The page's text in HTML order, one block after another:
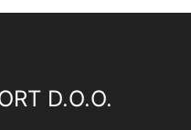
D.O.O.